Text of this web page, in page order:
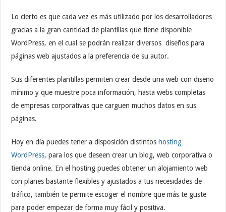
Lo cierto es que cada vez es más utilizado por los desarrolladores
gracias a la gran cantidad de plantillas que tiene disponible
WordPress,en el cual se podrán realizar diversos diseños para
páginas web ajustados a la preferencia de su autor.
Sus diferentes plantillas permiten crear desde una web con diseño
mínimo y que muestre poca información, hasta webs completas
de empresas corporativas que carguen muchos datos en sus
páginas.
Hoy en día puedes tener a disposición distintos hosting
WordPress, para los que deseen crear un blog, web corporativa o
tienda online. En el hosting puedes obtener un alojamiento web
con planes bastante flexibles y ajustados a tus necesidades de
tráfico, también te permite escoger el nombre que más te guste
para poder empezar de forma muy fácil y positiva.